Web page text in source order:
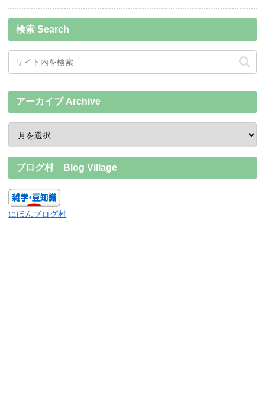
検索 Search
アーカイブ Archive
ブログ村 Blog Village
にほんブログ村